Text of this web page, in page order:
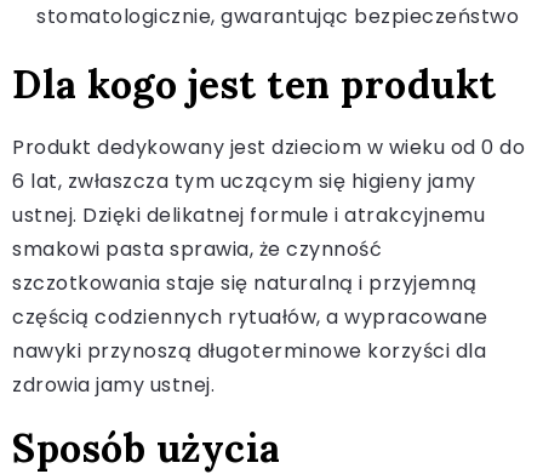
stomatologicznie, gwarantując bezpieczeństwo
Dla kogo jest ten produkt
Produkt dedykowany jest dzieciom w wieku od 0 do
6 lat, zwłaszcza tym uczącym się higieny jamy
ustnej. Dzięki delikatnej formule i atrakcyjnemu
smakowi pasta sprawia, że czynność
szczotkowania staje się naturalną i przyjemną
częścią codziennych rytuałów, a wypracowane
nawyki przynoszą długoterminowe korzyści dla
zdrowia jamy ustnej.
Sposób użycia